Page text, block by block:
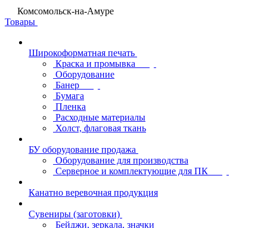
Комсомольск-на-Амуре
Товары
Широкоформатная печать
Краска и промывка
Оборудование
Банер
Бумага
Пленка
Расходные материалы
Холст, флаговая ткань
БУ оборудование продажа
Оборудование для производства
Серверное и комплектующие для ПК
Канатно веревочная продукция
Сувениры (заготовки)
Бейджи, зеркала, значки